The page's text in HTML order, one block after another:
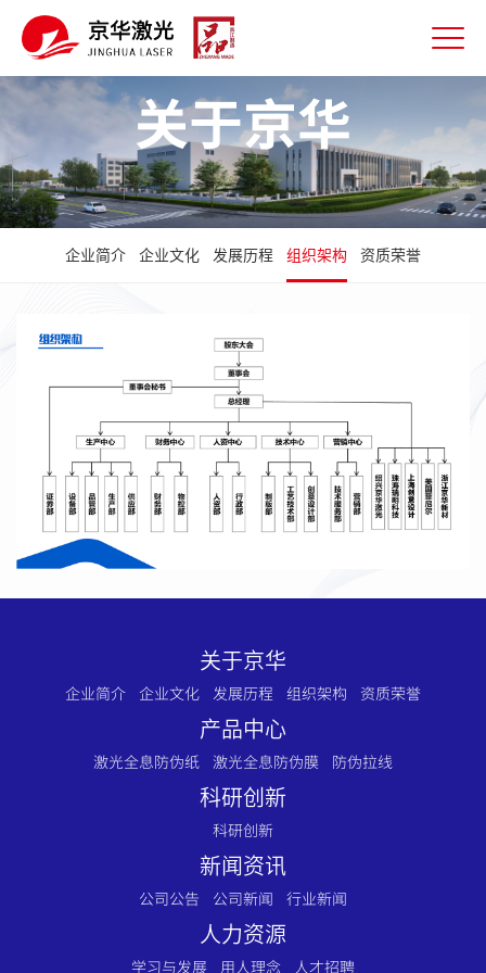
关于京华
企业简介 企业文化 发展历程 组织架构 资质荣誉
关于京华
企业简介 企业文化 发展历程 组织架构
资质荣誉
产品中心
激光全息防伪纸 激光全息防伪膜
防伪拉线
科研创新
科研创新
新闻资讯
公司公告
公司新闻
行业新闻
人力资源
学习与发展
用人理念 人才招聘